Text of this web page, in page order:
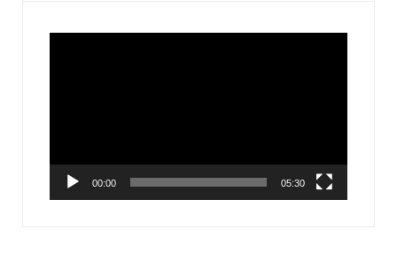
00:00 05:30